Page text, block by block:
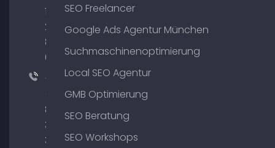
176
204
801
64
+49
89
380
375
SEO Freelancer
Google Ads Agentur München
Suchmaschinenoptimierung
Local SEO Agentur
GMB Optimierung
SEO Beratung
SEO Workshops